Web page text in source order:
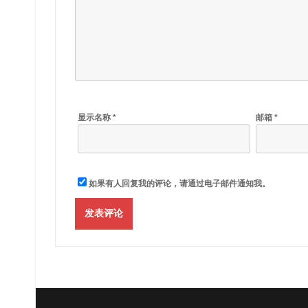
显示名称 * 邮箱 *
如果有人回复我的评论，请通过电子邮件通知我。